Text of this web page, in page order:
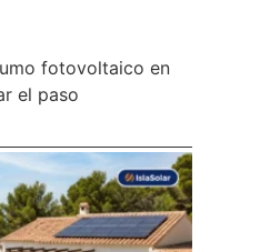
fotovoltaico en
el paso